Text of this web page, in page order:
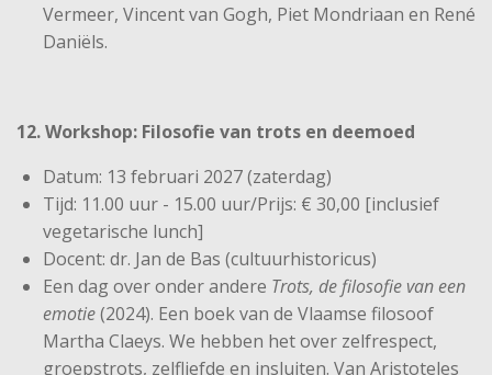
Vermeer, Vincent van Gogh, Piet Mondriaan en René
Daniëls.
12. Workshop: Filosofie van trots en deemoed
Datum: 13 februari 2027 (zaterdag)
Tijd: 11.00 uur - 15.00 uur/Prijs: € 30,00 [inclusief
vegetarische lunch]
Docent: dr. Jan de Bas (cultuurhistoricus)
Een dag over onder andere Trots, de filosofie van een
emotie(2024). Een boek van de Vlaamse filosoof
Martha Claeys. We hebben het over zelfrespect,
groepstrots, zelfliefde en insluiten. Van Aristoteles